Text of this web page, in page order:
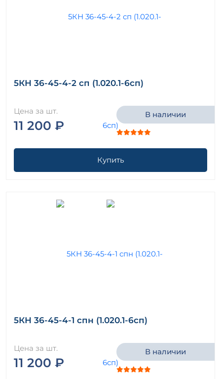
5КН 36-45-4-2 сп (1.020.1-6сп)
Цена за шт.
11 200 ₽
В наличии
Купить
5КН 36-45-4-1 спн (1.020.1-6сп)
Цена за шт.
11 200 ₽
В наличии